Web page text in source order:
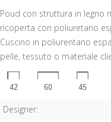
Poud con struttura in legno
ricoperta con poliuretano
Cuscino in poliurentano
pelle, tessuto o materiale
Designer: